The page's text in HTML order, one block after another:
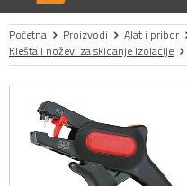
Početna Proizvodi Alat i pribor
Klešta i noževi za skidanje izolacije